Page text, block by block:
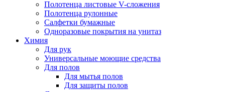
Полотенца листовые V-сложения
Полотенца рулонные
Салфетки бумажные
Одноразовые покрытия на унитаз
Химия
Для рук
Универсальные моющие средства
Для полов
Для мытья полов
Для защиты полов